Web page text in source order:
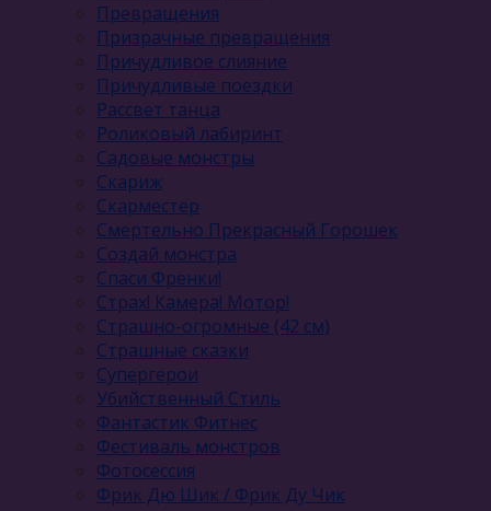
Превращения
Призрачные превращения
Причудливое слияние
Причудливые поездки
Рассвет танца
Роликовый лабиринт
Садовые монстры
Скариж
Скарместер
Смертельно Прекрасный Горошек
Создай монстра
Спаси Френки!
Страх! Камера! Мотор!
Страшно-огромные (42 см)
Страшные сказки
Супергерои
Убийственный Стиль
Фантастик Фитнес
Фестиваль монстров
Фотосессия
Фрик Дю Шик / Фрик Ду Чик